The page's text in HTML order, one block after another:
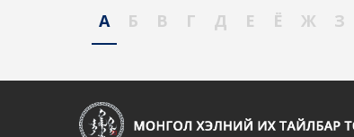
А Б В Г Д Е Ё Ж З